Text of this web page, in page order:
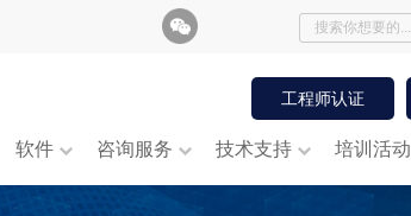
工程师认证
软件 咨询服务 技术支持 培训活动